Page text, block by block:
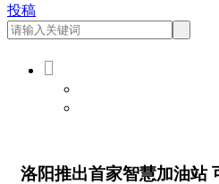
投稿

洛阳推出首家智慧加油站